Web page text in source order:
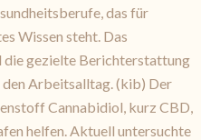
das für
Wissen steht. Das
gezielte Berichterstattung
Arbeitsalltag. (kib) Der
Cannabidiol, kurz CBD,
helfen. Aktuell untersuchte